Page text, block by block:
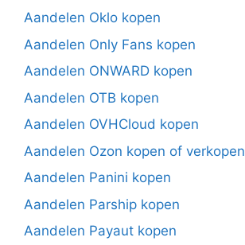
Aandelen Oklo kopen
Aandelen Only Fans kopen
Aandelen ONWARD kopen
Aandelen OTB kopen
Aandelen OVHCloud kopen
Aandelen Ozon kopen of verkopen
Aandelen Panini kopen
Aandelen Parship kopen
Aandelen Payaut kopen